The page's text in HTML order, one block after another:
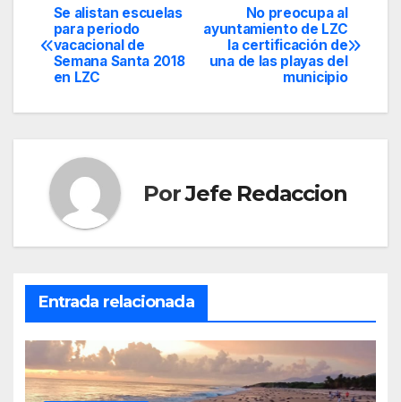
Navegación
de
No preocupa al
ayuntamiento de LZC
la certificación de
una de las playas del
municipio
Se alistan escuelas
para periodo
vacacional de
Semana Santa 2018
en LZC
PorJefe Redaccion
Entrada relacionada